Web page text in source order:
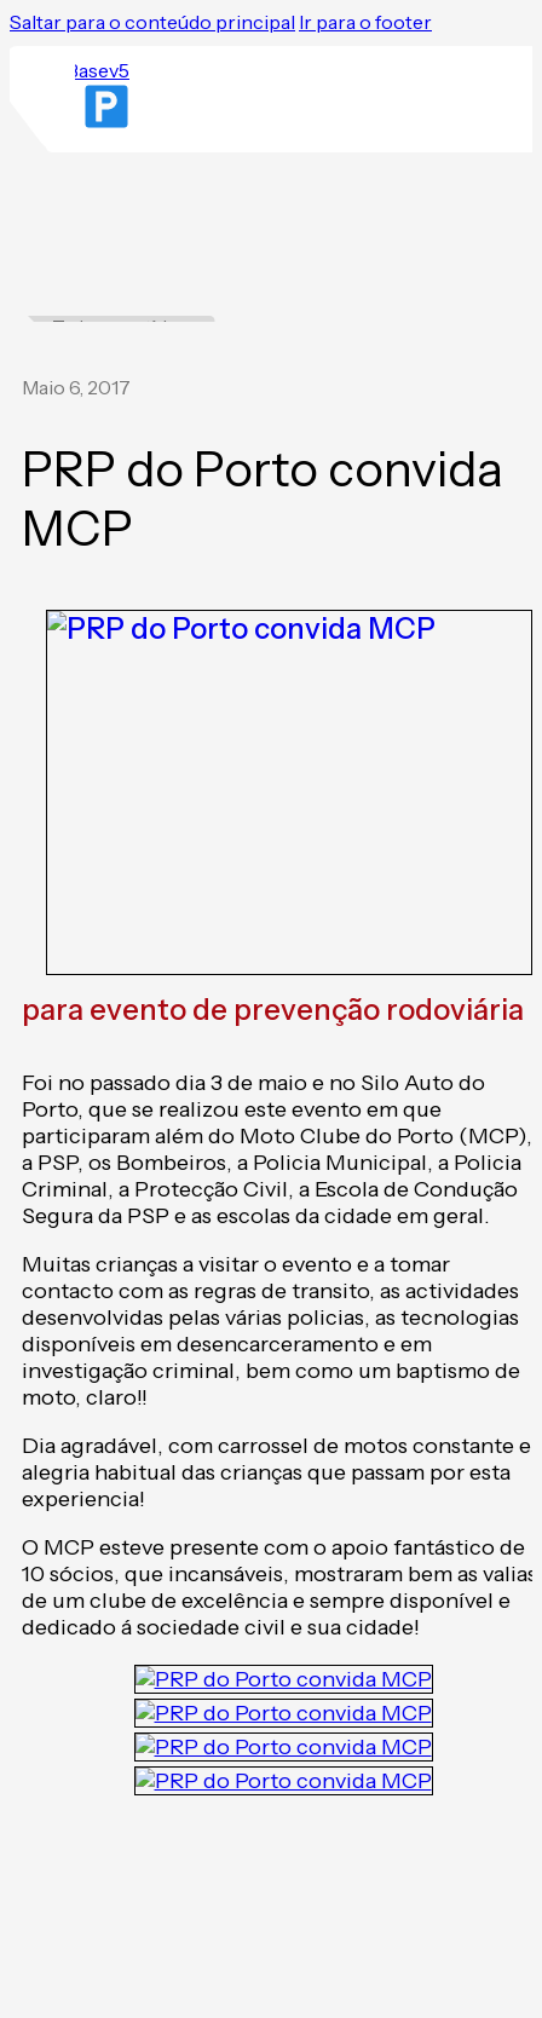
Saltar para o conteúdo principal Ir para o footer
Todas as notícias
Maio 6, 2017
PRP do Porto convida
MCP
para evento de prevenção rodoviária
Foi no passado dia 3 de maio e no Silo Auto do
Porto, que se realizou este evento em que
participaram além do Moto Clube do Porto (MCP),
a PSP, os Bombeiros, a Policia Municipal, a Policia
Criminal, a Protecção Civil, a Escola de Condução
Segura da PSP e as escolas da cidade em geral.
Muitas crianças a visitar o evento e a tomar
contacto com as regras de transito, as actividades
desenvolvidas pelas várias policias, as tecnologias
disponíveis em desencarceramento e em
investigação criminal, bem como um baptismo de
moto, claro!!
Dia agradável, com carrossel de motos constante e
alegria habitual das crianças que passam por esta
experiencia!
O MCP esteve presente com o apoio fantástico de
10 sócios, que incansáveis, mostraram bem as valias
de um clube de excelência e sempre disponível e
dedicado á sociedade civil e sua cidade!